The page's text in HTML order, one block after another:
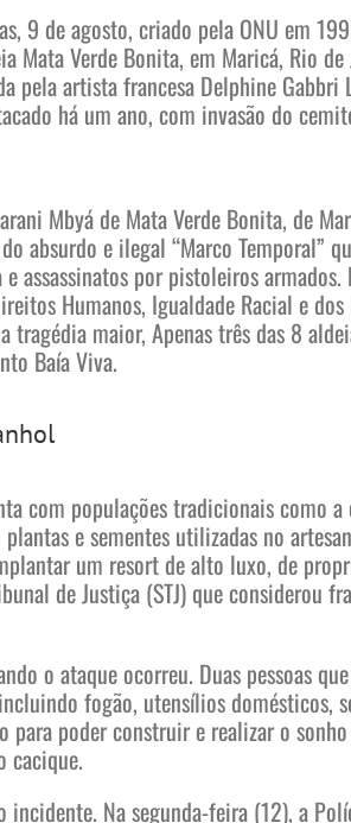
9 de agosto, criado pela ONU em
Verde Bonita, em Maricá, Rio
artista francesa Delphine
há um ano, com invasão do
Mbyá de Mata Verde Bonita, de
absurdo e ilegal “Marco Temporal”
assassinatos por pistoleiros
Humanos, Igualdade Racial e
maior, Apenas três das 8
Baía Viva.
com populações tradicionais como
e sementes utilizadas no
um resort de alto luxo, de
de Justiça (STJ) que considerou
o ataque ocorreu. Duas pessoas
fogão, utensílios domésticos,
poder construir e realizar o
cacique.
Na segunda-feira (12), a